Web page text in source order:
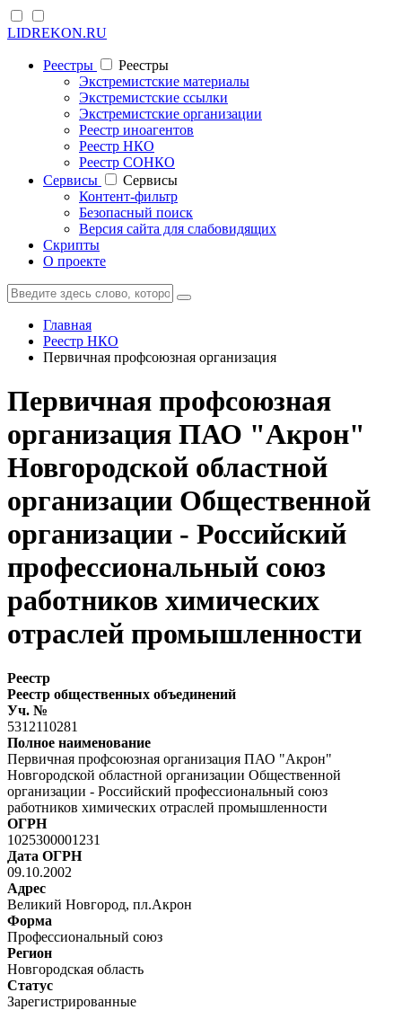
LIDREKON.RU
Реестры
Реестры
Экстремистские материалы
Экстремистские ссылки
Экстремистские организации
Реестр иноагентов
Реестр НКО
Реестр СОНКО
Cервисы
Cервисы
Контент-фильтр
Безопасный поиск
Версия сайта для слабовидящих
Скрипты
О проекте
Главная
Реестр НКО
Первичная профсоюзная организация
Первичная профсоюзная
организация ПАО "Акрон"
Новгородской областной
организации Общественной
организации - Российский
профессиональный союз
работников химических
отраслей промышленности
Реестр
Реестр общественных объединений
Уч. №
5312110281
Полное наименование
Первичная профсоюзная организация ПАО "Акрон"
Новгородской областной организации Общественной
организации - Российский профессиональный союз
работников химических отраслей промышленности
ОГРН
1025300001231
Дата ОГРН
09.10.2002
Адрес
Великий Новгород, пл.Акрон
Форма
Профессиональный союз
Регион
Новгородская область
Статус
Зарегистрированные